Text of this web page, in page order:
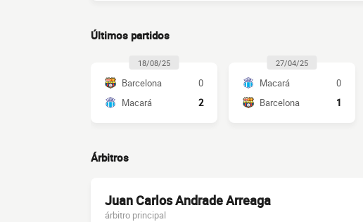
Últimos partidos
18/08/25
Barcelona
0
Macará
2
27/04/25
Macará
0
Barcelona
1
Árbitros
Juan Carlos Andrade Arreaga
árbitro principal